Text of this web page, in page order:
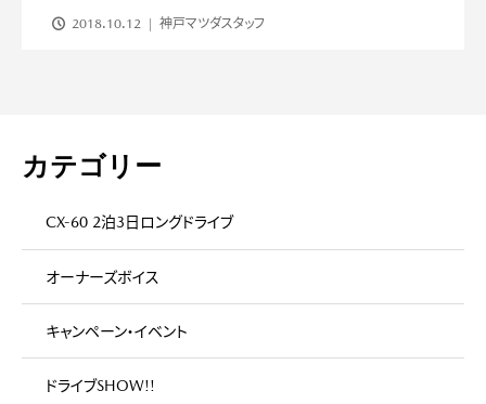
2018.10.12 神戸マツダスタッフ
カテゴリー
CX-60 2泊3日ロングドライブ
オーナーズボイス
キャンペーン・イベント
ドライブSHOW!!